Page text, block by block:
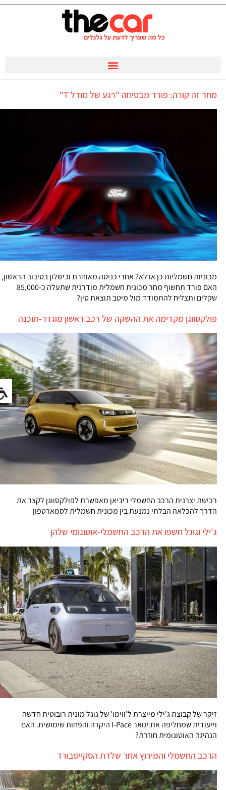
מחר זה קורה: פורד מבטיחה "רגע של מודל T"
מכוניות חשמליות כן או לא? אחרי כניסה מאוחרת וכישלון בסיבוב הראשון,
האם פורד תחשוף מחר מכונית חשמלית מודרנית שתעלה כ-85,000
שקלים ותצליח להתמודד מול מיטב תוצאת סין?
פולקסווגן מקדימה את ההשקה של רכב ראשון מוגדר-תוכנה
רכישת יצרנית הרכב החשמלי ריביאן מאפשרת לפולקסווגן לקצר את
הדרך להכלאה הבלתי נמנעת בין מכונית חשמלית לסמארטפון
ג'ילי וגוגל חשפו את הרכב החשמלי-אוטונומי שלהן
זיקר של קבוצת ג'ילי מייצרת ל'ווימו' של גוגל מונית רובוטית חדשה
וייעודית שמחליפה את יגואר I-Pace היקרה והפחות שימושית. האם
הנהיגה האוטונומית חוזרת?
הרכב החשמלי והמירוץ אחר שלדת הסקייטבורד